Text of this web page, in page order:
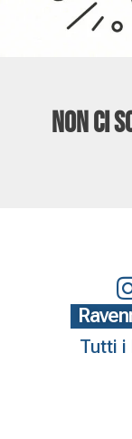
Non ci
Tutti i